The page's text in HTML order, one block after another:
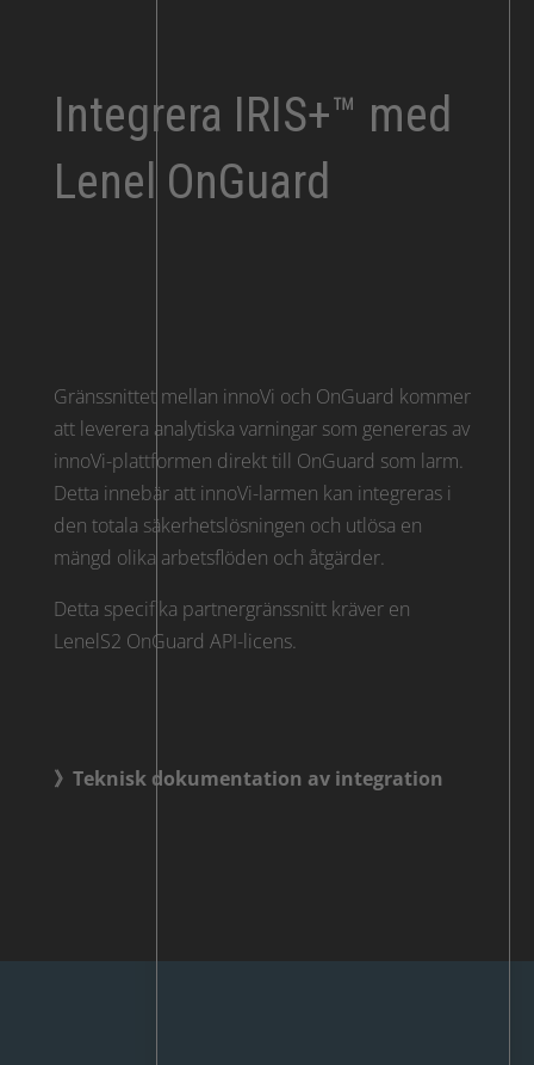
Integrera IRIS+™ med
Lenel OnGuard
Gränssnittet mellan innoVi och OnGuard kommer
att leverera analytiska varningar som genereras av
innoVi-plattformen direkt till OnGuard som larm.
Detta innebär att innoVi-larmen kan integreras i
den totala säkerhetslösningen och utlösa en
mängd olika arbetsflöden och åtgärder.
Detta specifika partnergränssnitt kräver en
LenelS2 OnGuard API-licens.
》Teknisk dokumentation av integration